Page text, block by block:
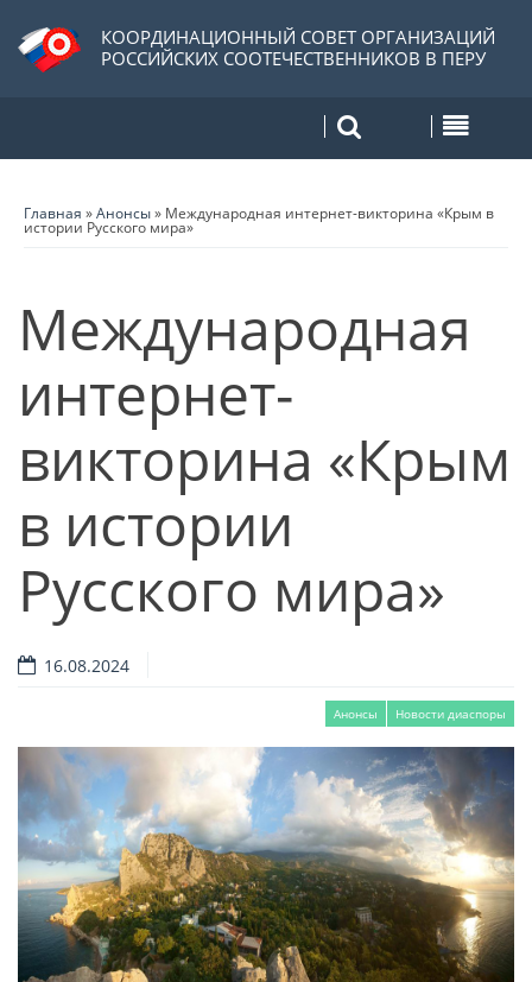
КООРДИНАЦИОННЫЙ СОВЕТ ОРГАНИЗАЦИЙ
РОССИЙСКИХ СООТЕЧЕСТВЕННИКОВ В ПЕРУ
Главная »Анонсы» Международная интернет-викторина «Крым в
истории Русского мира»
Международная
интернет-
викторина «Крым
в истории
Русского мира»
16.08.2024
Анонсы Новости диаспоры